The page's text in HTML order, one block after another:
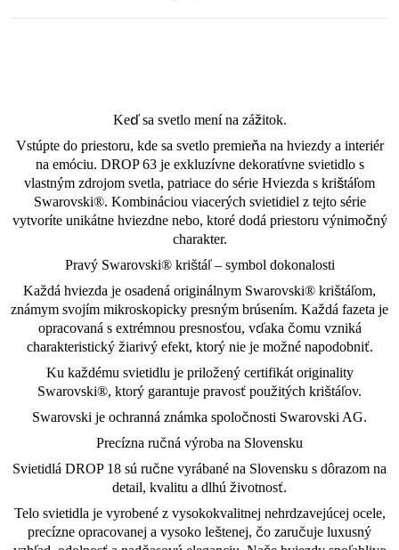
Keď sa svetlo mení na zážitok.
Vstúpte do priestoru, kde sa svetlo premieňa na hviezdy a interiér
na emóciu. DROP 63 je exkluzívne dekoratívne svietidlo s
vlastným zdrojom svetla, patriace do série Hviezda s krištáľom
Swarovski®. Kombináciou viacerých svietidiel z tejto série
vytvoríte unikátne hviezdne nebo, ktoré dodá priestoru výnimočný
charakter.
Pravý Swarovski® krištáľ – symbol dokonalosti
Každá hviezda je osadená originálnym Swarovski® krištáľom,
známym svojím mikroskopicky presným brúsením. Každá fazeta je
opracovaná s extrémnou presnosťou, vďaka čomu vzniká
charakteristický žiarivý efekt, ktorý nie je možné napodobniť.
Ku každému svietidlu je priložený certifikát originality
Swarovski®, ktorý garantuje pravosť použitých krištáľov.
Swarovski je ochranná známka spoločnosti Swarovski AG.
Precízna ručná výroba na Slovensku
Svietidlá DROP 18 sú ručne vyrábané na Slovensku s dôrazom na
detail, kvalitu a dlhú životnosť.
Telo svietidla je vyrobené z vysokokvalitnej nehrdzavejúcej ocele,
precízne opracovanej a vysoko leštenej, čo zaručuje luxusný